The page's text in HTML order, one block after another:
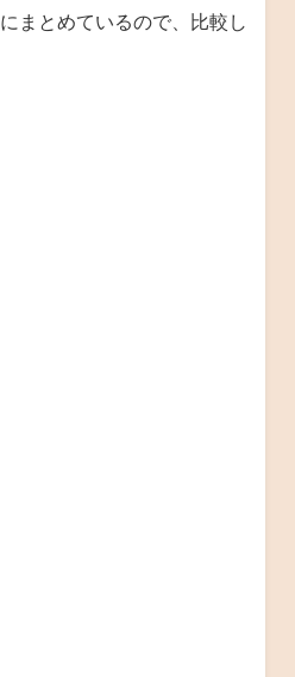
まとめているので、比較し